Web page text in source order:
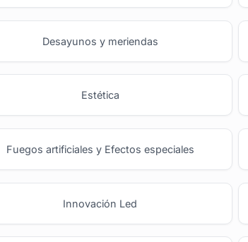
Desayunos y meriendas
Estética
Fuegos artificiales y Efectos especiales
Innovación Led